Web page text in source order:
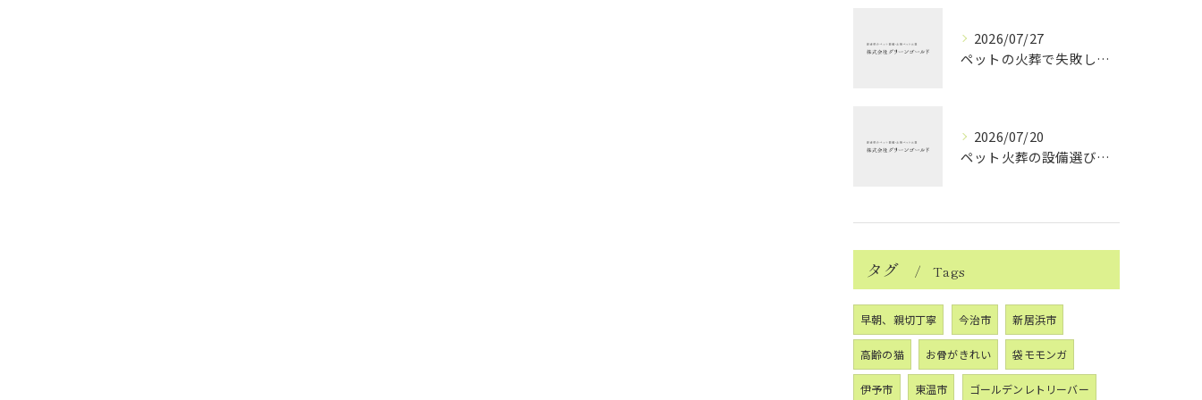
2026/07/27
ペットの火葬で失敗しない業者選択と後悔しないポイントを徹底解説
2026/07/20
ペット火葬の設備選びと愛媛県西条市で安心して見送るためのポイント
タグ Tags
早朝、親切丁寧 今治市 新居浜市
高齢の猫 お骨がきれい 袋モモンガ
伊予市 東温市 ゴールデンレトリーバー